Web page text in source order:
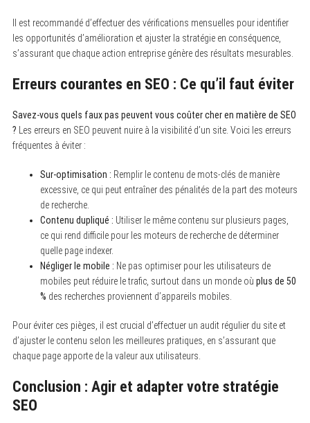
Il est recommandé d’effectuer des vérifications mensuelles pour identifier
les opportunités d’amélioration et ajuster la stratégie en conséquence,
s’assurant que chaque action entreprise génère des résultats mesurables.
Erreurs courantes en SEO : Ce qu’il faut éviter
Savez-vous quels faux pas peuvent vous coûter cher en matière de SEO
? Les erreurs en SEO peuvent nuire à la visibilité d’un site. Voici les erreurs
fréquentes à éviter :
Sur-optimisation : Remplir le contenu de mots-clés de manière
excessive, ce qui peut entraîner des pénalités de la part des moteurs
de recherche.
Contenu dupliqué : Utiliser le même contenu sur plusieurs pages,
ce qui rend difficile pour les moteurs de recherche de déterminer
quelle page indexer.
Négliger le mobile : Ne pas optimiser pour les utilisateurs de
mobiles peut réduire le trafic, surtout dans un monde où plus de 50
% des recherches proviennent d’appareils mobiles.
Pour éviter ces pièges, il est crucial d’effectuer un audit régulier du site et
d’ajuster le contenu selon les meilleures pratiques, en s’assurant que
chaque page apporte de la valeur aux utilisateurs.
Conclusion : Agir et adapter votre stratégie
SEO